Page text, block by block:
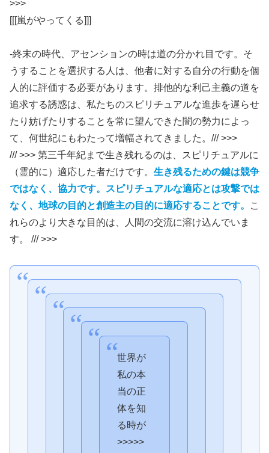
>>>
[[[嵐がやってくる]]]
-終末の時代、アセンションの時は道の分かれ目です。そ
うすることを選択する人は、他者に対する自分の行動を個
人的に評価する必要があります。排他的な利己主義の道を
追求する誘惑は、私たちのスピリチュアルな進歩を遅らせ
たり妨げたりすることを常に望んできた闇の勢力によっ
て、何世紀にもわたって増幅されてきました。/// >>>
/// >>> 第三千年紀まで生き残れるのは、スピリチュアルに
（霊的に）適応した者だけです。 生き残るための鍵は競争
ではなく、協力です。スピリチュアルな適応とは攻撃では
なく、地球の目的と創造主の目的に適応することです。
こ
れらのより大きな目的は、人間の交流に溶け込んでいま
す。 /// >>>
世界が
私の本
当の正
体を知
る時が
>>>>>